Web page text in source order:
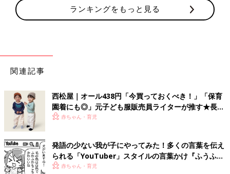
ル、ワンピースいずれもママらしい清潔感があれば大丈夫です。
スカートが短すぎたり、胸元が開きすぎていたりなど、露出が多
意外と大事！ヘアースタイルと小物
ランキングをもっと見る
関連記事
西松屋｜オール438円「今買っておくべき！」「保育
園着にも◎」元子ども服販売員ライターが推す★長袖
Tシャツ5選
赤ちゃん・育児
発語の少ない我が子にやってみた！多くの言葉を伝え
られる「YouTuber」スタイルの言葉かけ『ふうふう
子育て ＃65』
赤ちゃん・育児